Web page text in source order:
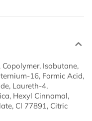
Isobutane,
16, Formic Acid,
Laureth-4,
Hexyl Cinnamal,
Cl 77891, Citric